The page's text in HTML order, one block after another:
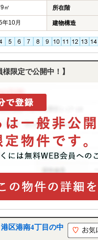
㎡ 所在階
年10月 建物構造
限定で公開中！】
区港南4丁目の中